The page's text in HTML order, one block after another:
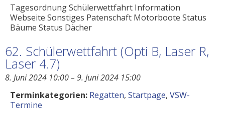
Tagesordnung Schülerwettfahrt Information
Webseite Sonstiges Patenschaft Motorboote Status
Bäume Status Dächer
62. Schülerwettfahrt (Opti B, Laser R,
Laser 4.7)
8. Juni 2024 10:00– 9. Juni 2024 15:00
Terminkategorien: Regatten, Startpage, VSW-
Termine